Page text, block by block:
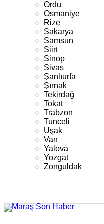
Ordu
Osmaniye
Rize
Sakarya
Samsun
Siirt
Sinop
Sivas
Şanlıurfa
Şırnak
Tekirdağ
Tokat
Trabzon
Tunceli
Uşak
Van
Yalova
Yozgat
Zonguldak